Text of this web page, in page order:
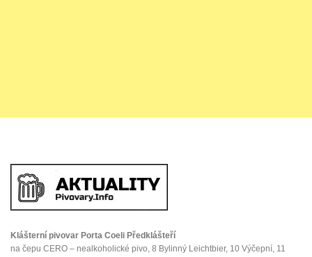
Klášterní pivovar Porta Coeli Předklášteří
na čepu CERO – nealkoholické pivo, 8 Bylinný Leichtbier, 10 Výčepní, 11